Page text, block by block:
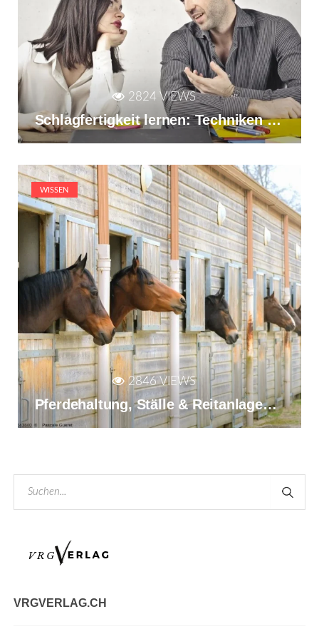
2824 VIEWS
Schlagfertigkeit lernen: Techniken für spontane und geistreiche Antworten
WISSEN
2846 VIEWS
Pferdehaltung, Ställe & Reitanlagen: Orientierungshilfen für Bau und Modernisierung
VRGVERLAG.CH